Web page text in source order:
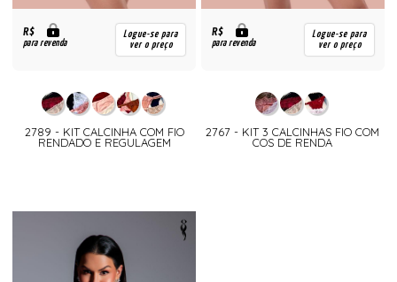
R$
para revenda
Logue-se para
ver o preço
2789 - KIT CALCINHA COM FIO
RENDADO E REGULAGEM
R$
para revenda
Logue-se para
ver o preço
2767 - KIT 3 CALCINHAS FIO COM
COS DE RENDA